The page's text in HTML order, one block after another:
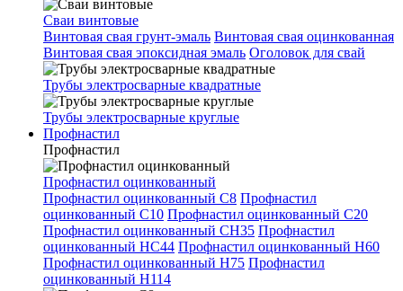
Сваи винтовые
Винтовая свая грунт-эмаль Винтовая свая оцинкованная
Винтовая свая эпоксидная эмаль Оголовок для свай
Трубы электросварные квадратные
Трубы электросварные круглые
Профнастил
Профнастил
Профнастил оцинкованный
Профнастил оцинкованный С8 Профнастил
оцинкованный С10 Профнастил оцинкованный С20
Профнастил оцинкованный СН35 Профнастил
оцинкованный НС44 Профнастил оцинкованный Н60
Профнастил оцинкованный Н75 Профнастил
оцинкованный Н114